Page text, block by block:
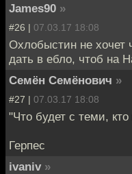
James90 »
#26 | 07.03.17 18:08
Охлобыстин не хочет
дать в ебло, чтоб на
Семён Семёнович »
#27 | 07.03.17 18:08
"Что будет с теми,
Герпес
ivaniv »